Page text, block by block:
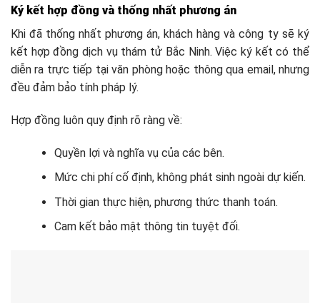
Ký kết hợp đồng và thống nhất phương án
Khi đã thống nhất phương án, khách hàng và công ty sẽ ký
kết hợp đồng dịch vụ thám tử Bắc Ninh. Việc ký kết có thể
diễn ra trực tiếp tại văn phòng hoặc thông qua email, nhưng
đều đảm bảo tính pháp lý.
Hợp đồng luôn quy định rõ ràng về:
Quyền lợi và nghĩa vụ của các bên.
Mức chi phí cố định, không phát sinh ngoài dự kiến.
Thời gian thực hiện, phương thức thanh toán.
Cam kết bảo mật thông tin tuyệt đối.